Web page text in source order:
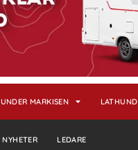
UNDER MARKISEN LATHUND
NYHETER LEDARE